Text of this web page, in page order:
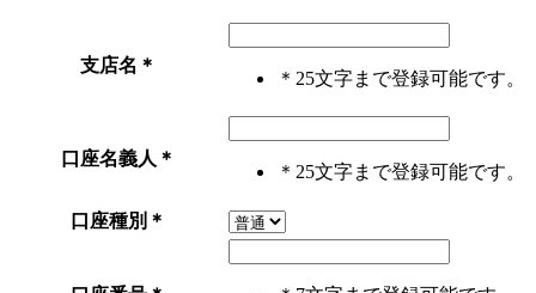
支店名 ＊
＊25文字まで登録可能です。
口座名義人 ＊
＊25文字まで登録可能です。
口座種別 ＊